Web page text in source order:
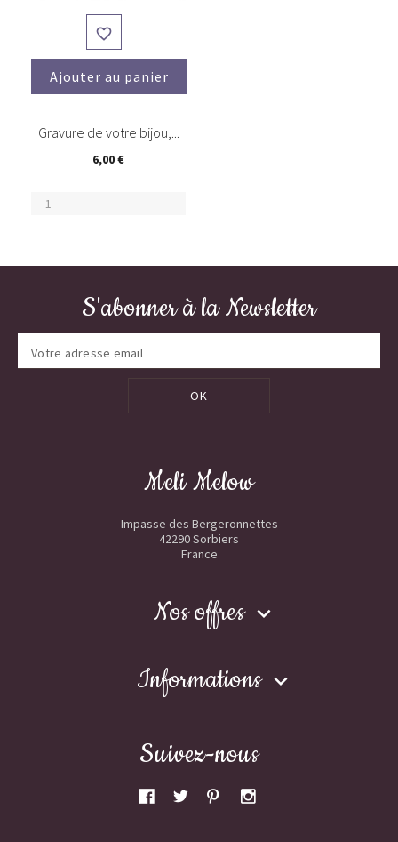

Ajouter au panier
Gravure de votre bijou,...
6,00 €
S'abonner à la Newsletter
OK
Meli Melow
Impasse des Bergeronnettes
42290 Sorbiers
France
Nos offres 
Informations 
Suivez-nous